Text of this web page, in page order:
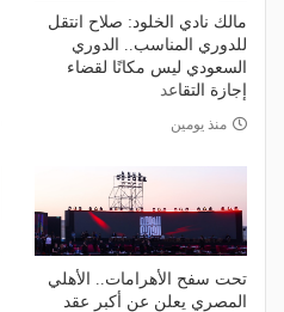
مالك نادي الخلود: صلاح انتقل
للدوري المناسب.. الدوري
السعودي ليس مكانًا لقضاء
إجازة التقاعد
منذ يومين
تحت سفح الأهرامات.. الأهلي
المصري يعلن عن أكبر عقد